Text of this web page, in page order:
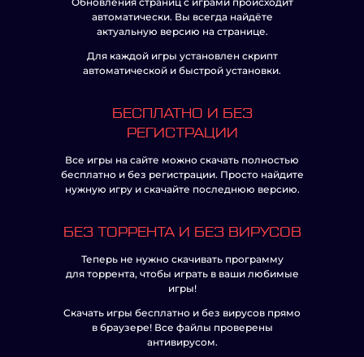
автоматически. Вы всегда найдёте
актуальную версию на странице.
Для каждой игры установлен скрипт
автоматической и быстрой установки.
БЕСПЛАТНО И БЕЗ
РЕГИСТРАЦИИ
Все игры на сайте можно скачать полностью
бесплатно и без регистрации. Просто найдите
нужную игру и скачайте последнюю версию.
БЕЗ ТОРРЕНТА И БЕЗ ВИРУСОВ
Теперь не нужно скачивать программу
для торрента, чтобы играть в ваши любимые
игры!
Скачать игры бесплатно и без вирусов прямо
в браузере! Все файлы проверены
антивирусом.